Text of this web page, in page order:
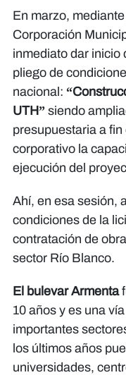
En marzo,
Corporación
inmediato dar inicio
pliego de
nacional:
UTH” siendo
presupuestaria a
corporativo la
ejecución del
Ahí, en esa sesión,
condiciones de la
contratación de
sector Río Blanco.
El bulevar Armenta
10 años y es una
importantes
los últimos años
universidades,